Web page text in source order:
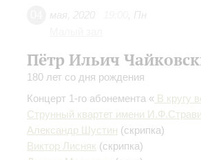
Пётр Ильич
180 лет со дня рождения
Концерт 1-го абонемента « В кругу
Струнный квартет имени
Александр Шустин (скрипка)
Виктор Лисняк (скрипка)